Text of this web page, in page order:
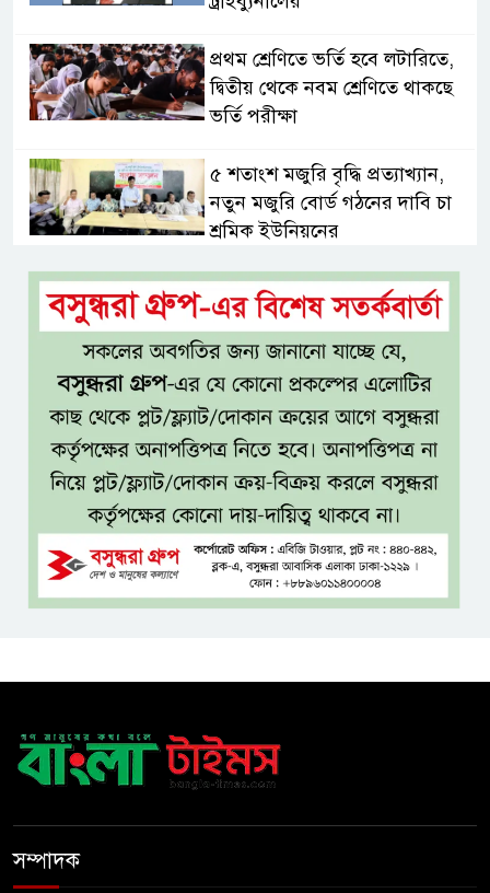
প্রথম শ্রেণিতে ভর্তি হবে লটারিতে,
দ্বিতীয় থেকে নবম শ্রেণিতে থাকছে
ভর্তি পরীক্ষা
৫ শতাংশ মজুরি বৃদ্ধি প্রত্যাখ্যান,
নতুন মজুরি বোর্ড গঠনের দাবি চা
শ্রমিক ইউনিয়নের
টাঙ্গাইল জেলা পরিষদের উদ্যোগে
২৩ লাখ টাকার আর্থিক অনুদানের
চেক বিতরণ
ধলেশ্বরী থেকে অবৈধ বালু উত্তোলন,
হুমকিতে শামসুল হক সেতু
বঙ্গভবনের নতুন বাসিন্দা কি মির্জা
ফখরুল? বিএনপিতে জোর
আলোচনা, সিদ্ধান্ত নেবেন তারেক
রহমান
বাংলাদেশে এলো থাইল্যান্ডের শীর্ষ
কফি ব্র্যান্ড ‘ক্যাফে আমাজন
সম্পাদক